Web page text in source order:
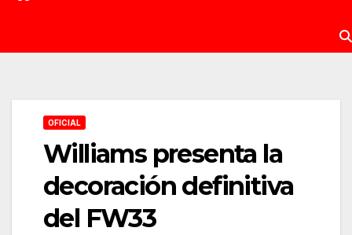
OFICIAL
Williams presenta la
decoración definitiva
del FW33